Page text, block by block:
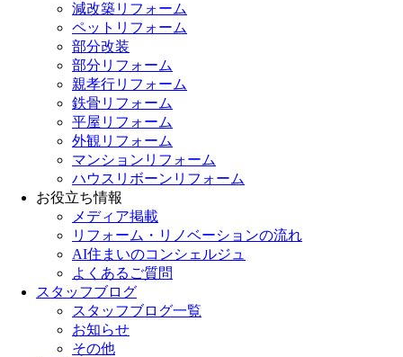
減改築リフォーム
ペットリフォーム
部分改装
部分リフォーム
親孝行リフォーム
鉄骨リフォーム
平屋リフォーム
外観リフォーム
マンションリフォーム
ハウスリボーンリフォーム
お役立ち情報
メディア掲載
リフォーム・リノベーションの流れ
AI住まいのコンシェルジュ
よくあるご質問
スタッフブログ
スタッフブログ一覧
お知らせ
その他